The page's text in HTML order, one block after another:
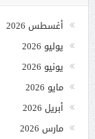
أغسطس 2026
يوليو 2026
يونيو 2026
مايو 2026
أبريل 2026
مارس 2026